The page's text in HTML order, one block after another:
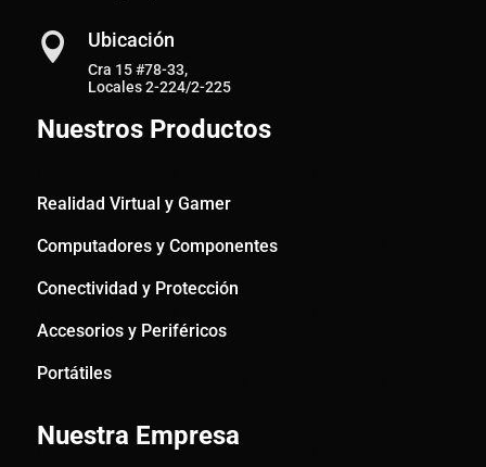
 Ubicación
Cra 15 #78-33,
Locales 2-224/2-225
Nuestros Productos
Realidad Virtual y Gamer
Computadores y Componentes
Conectividad y Protección
Accesorios y Periféricos
Portátiles
Nuestra Empresa